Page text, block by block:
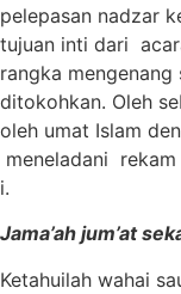
pelepasan nadzar
tujuan inti dari
rangka
ditokohkan. Oleh
oleh umat Islam
meneladani
i.
Jama’ah jum’at
Ketahuilah wahai